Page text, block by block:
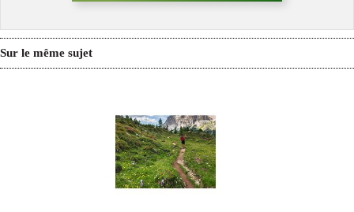
Sur le même sujet